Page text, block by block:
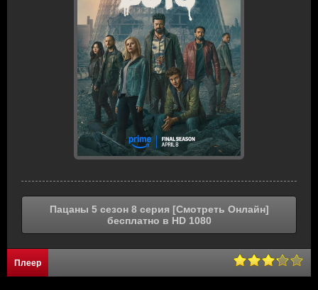
Пацаны 5 сезон 8 серия [Смотреть Онлайн]
бесплатно в HD 1080
Плеер